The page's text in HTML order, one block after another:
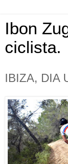
Ibon
ciclista.
IBIZA, DIA